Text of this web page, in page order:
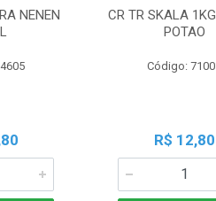
NENEN
CR TR SKALA
POTAO
Código:
R$ 12,80